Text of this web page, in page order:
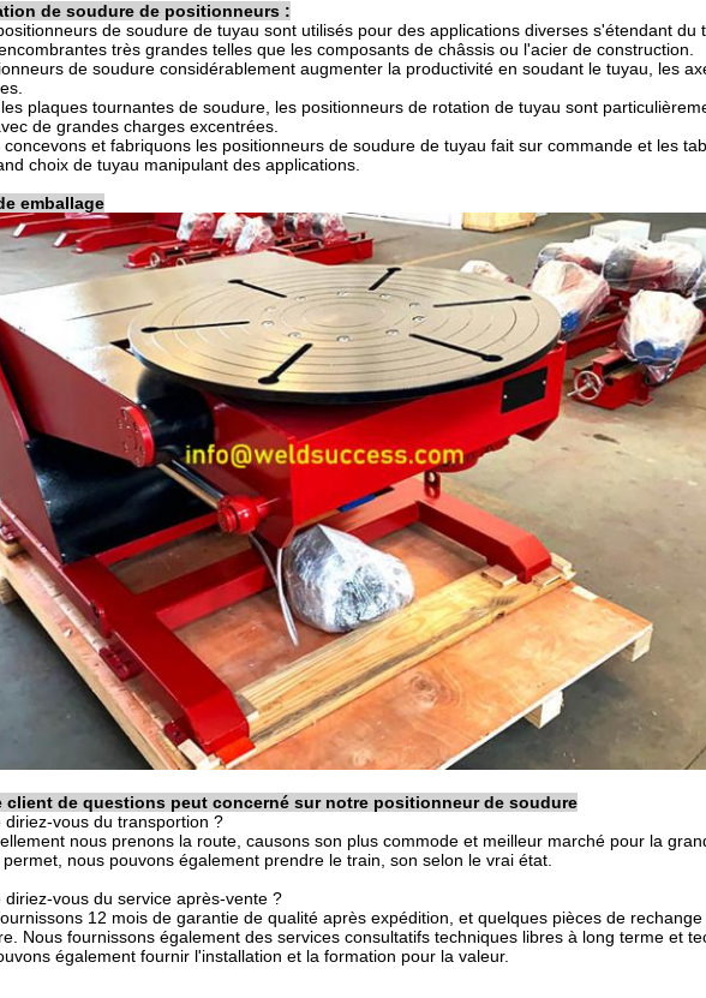
de soudure de positionneurs :
de soudure de tuyau sont utilisés pour des applications diverses s'étendant
très grandes telles que les composants de châssis ou l'acier de construction.
de soudure considérablement augmenter la productivité en soudant le tuyau, les
plaques tournantes de soudure, les positionneurs de rotation de tuyau sont
de grandes charges excentrées.
concevons et fabriquons les positionneurs de soudure de tuyau fait sur commande et les
choix de tuyau manipulant des applications.
emballage
client de questions peut concerné sur notre positionneur de soudure
diriez-vous du transportion ?
nous prenons la route, causons son plus commode et meilleur marché pour la
nous pouvons également prendre le train, son selon le vrai état.
diriez-vous du service après-vente ?
12 mois de garantie de qualité après expédition, et quelques pièces de
Nous fournissons également des services consultatifs techniques libres à long terme et
également fournir l'installation et la formation pour la valeur.